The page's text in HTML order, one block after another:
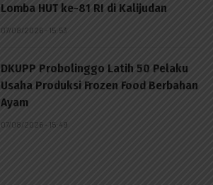
Lomba HUT ke-81 RI di Kalijudan
07/08/2026 - 15:53
DKUPP Probolinggo Latih 50 Pelaku
Usaha Produksi Frozen Food Berbahan
Ayam
07/08/2026 - 15:49